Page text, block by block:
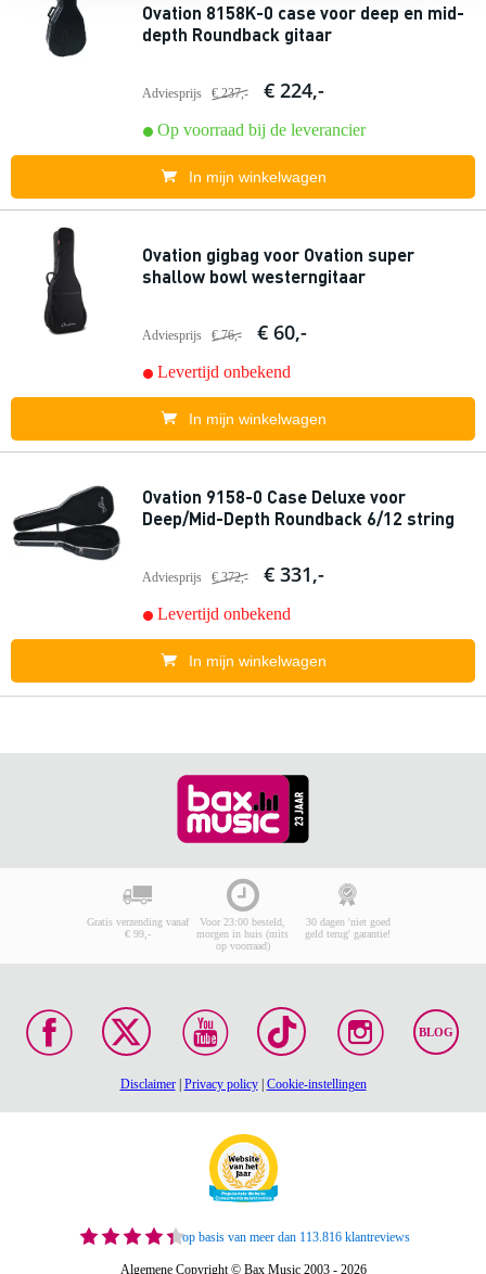
Ovation 8158K-0 case voor deep en mid-
depth Roundback gitaar
Adviesprijs € 237,- € 224,-
Op voorraad bij de leverancier
In mijn winkelwagen
Ovation gigbag voor Ovation super
shallow bowl westerngitaar
Adviesprijs € 76,- € 60,-
Levertijd onbekend
In mijn winkelwagen
Ovation 9158-0 Case Deluxe voor
Deep/Mid-Depth Roundback 6/12 string
Adviesprijs € 372,- € 331,-
Levertijd onbekend
In mijn winkelwagen
Gratis verzending vanaf
€ 99,-
Voor 23:00 besteld,
morgen in huis (mits
op voorraad)
30 dagen 'niet goed
geld terug' garantie!
BLOG
Disclaimer| Privacy policy| Cookie-instellingen
op basis van meer dan 113.816 klantreviews
Algemene Copyright © Bax Music 2003 - 2026